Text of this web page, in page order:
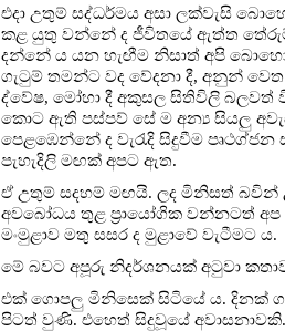
එදා උතුම් සද්ධර්මය අසා ලක්වැසි
කළ යුතු වන්නේ ද ජීවිතයේ ඇත්ත
දන්නේ ය යන හැඟීම නිසාත් අපි
ගැටුම් තමන්ට වද වේදනා දී, අනුන්
ද්වේෂ, මෝහා දී අකුසල සිතිවිලි බලවත්
කොට ඇති පස්පව් සේ ම අන්‍ය සියලු
පෙළඹෙන්නේ ද වැරැදි සිදුවීම
පැහැදිලි මඟක් අපට ඇත.
ඒ උතුම් සදහම් මඟයි. ලද මිනිසත්
අවබෝධය තුළ ප්‍රායෝගික වන්නටත්
මංමුළාව මතු සසර ද මුළාවේ වැටීමට ය.
මේ බවට අපූරු නිදර්ශනයක් අටුවා
එක් ගොපලු මිනිසෙක් සිටියේ ය. දිනක්
පිටත් වුණි. එහෙත් සිදුවූයේ